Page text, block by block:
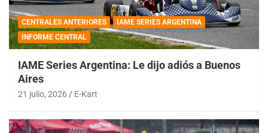
CENTRALES ANTERIORES
IAME SERIES ARGENTINA
INFORME CENTRAL
IAME Series Argentina: Le dijo adiós a Buenos
Aires
21 julio, 2026 E-Kart